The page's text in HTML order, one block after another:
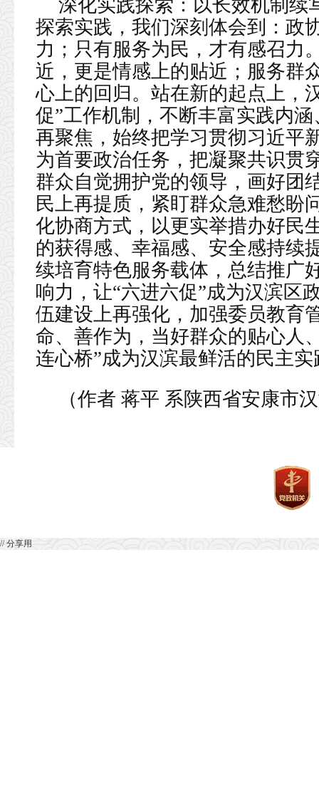
深化实践探索：以长效机制续
探索实践，我们深刻体会到：政
力；只有服务为民，才有感召力
近，更是情感上的贴近；服务群
心上的回归。站在新的起点上，
促”工作机制，不断丰富实践内
再聚焦，始终把学习贯彻习近平
为首要政治任务，把凝聚共识贯
群众自觉拥护党的领导，画好团
民上再提质，紧盯群众急难愁盼
化协商方式，以更实举措办好民
的获得感、幸福感、安全感持续
续培育特色服务载体，总结推广
响力，让“六进六促”成为汉滨区
伍建设上再强化，加强委员教育
命、善作为，当好群众的贴心人
连心桥”成为汉滨最鲜活的民主实
（作者 蒋平 系陕西省安康市
// 分享用